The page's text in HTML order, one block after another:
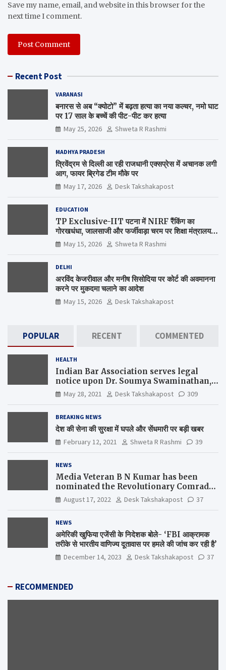
Save my name, email, and website in this browser for the
next time I comment.
Recent Post
VARANASI
बनारस से अब “क्योटो” में बढ़ता हत्या का नया कल्चर, नमो घाट
पर 17 साल के बच्चें की पीट-पीट कर हत्या
May 25, 2026 Shweta R Rashmi
MADHYA PRADESH
त्रिवेंद्रम से दिल्ली आ रही राजधानी एक्सप्रेस में अचानक लगी
आग, फायर ब्रिगेड टीम मौके पर
May 17, 2026 Desk Takshakapost
EDUCATION
TP Exclusive-IIT पटना में NIRF रैंकिंग का
गोरखधंधा, जालसाजी और फर्जीवाड़ा चरम पर शिक्षा मंत्रालय
कब जागेगा ?
May 15, 2026 Shweta R Rashmi
DELHI
अरविंद केजरीवाल और मनीष सिसोदिया पर कोर्ट की अवमानना
करने पर मुकदमा चलाने का आदेश
May 15, 2026 Desk Takshakapost
POPULAR RECENT COMMENTED
HEALTH
Indian Bar Association serves legal
notice upon Dr. Soumya Swaminathan,
the Chief Scientist, WHO
May 28, 2021 Desk Takshakapost 309
BREAKING NEWS
देश की सेना की सुरक्षा में घपले और सेंधमारी पर बड़ी खबर
February 12, 2021 Shweta R Rashmi 39
NEWS
Media Veteran B N Kumar has been
nominated the Revolutionary Comrade
Shiv Varma Media Award 2022-23
August 17, 2022 Desk Takshakapost 37
NEWS
अमेरिकी खुफिया एजेंसी के निदेशक बोले- ‘FBI आक्रामक
तरीके से भारतीय वाणिज्य दूतावास पर हमले की जांच कर रही है’
December 14, 2023 Desk Takshakapost 37
RECOMMENDED